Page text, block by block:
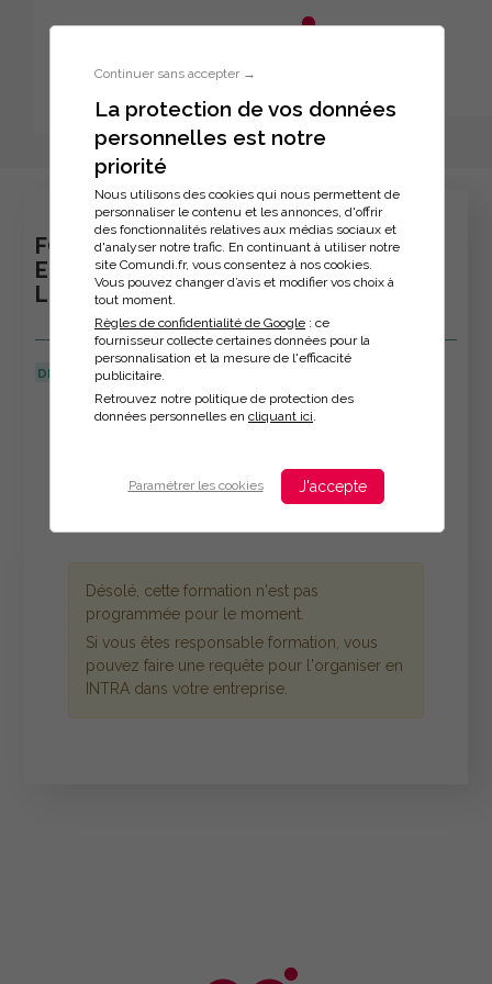
Continuer sans accepter →
La protection de vos données
personnelles est notre
priorité
Nous utilisons des cookies qui nous permettent de
personnaliser le contenu et les annonces, d'offrir
des fonctionnalités relatives aux médias sociaux et
d'analyser notre trafic. En continuant à utiliser notre
site Comundi.fr, vous consentez à nos cookies.
Vous pouvez changer d’avis et modifier vos choix à
tout moment.
Règles de confidentialité de Google : ce
fournisseur collecte certaines données pour la
personnalisation et la mesure de l'efficacité
publicitaire.
Retrouvez notre politique de protection des
données personnelles en cliquant ici
Paramétrer les cookies J'accepte
Inscription à la formation
FORMATION : SOMMEIL, ALIMENTATION
ET TRAVAIL EN HORAIRES ATYPIQUES :
LE BON EQUILIBRE
DERNIÈRE MISE À JOUR :
Veuillez décrire votre situation
Désolé, cette formation n'est pas
programmée pour le moment.
Si vous êtes responsable formation, vous
pouvez faire une requête pour l'organiser en
INTRA dans votre entreprise.